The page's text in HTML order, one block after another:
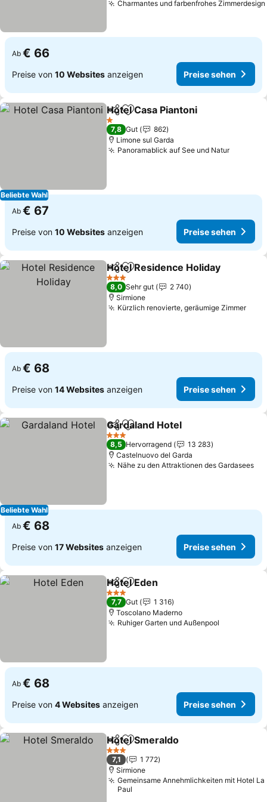
Charmantes und farbenfrohes Zimmerdesign
Ab € 66
Preise von 10 Websites anzeigen Preise sehen
Beliebte Wahl
TeilenZu Favoriten hinzufügen
Hotel Casa Piantoni
1 Sterne
7,8 Gut
862
Limone sul Garda
Panoramablick auf See und NaturPreise
Ab € 67
Preise von 10 Websites anzeigen Preise sehen
TeilenZu Favoriten hinzufügen
Hotel Residence Holiday
3 Sterne
8,0 Sehr gut
2 740
Sirmione
Kürzlich renovierte, geräumige Zimmer
Ab € 68
Preise von 14 Websites anzeigen Preise sehen
Beliebte Wahl
TeilenZu Favoriten hinzufügen
Gardaland Hotel
3 Sterne
8,5 Hervorragend
13 283
Castelnuovo del Garda
Nähe zu den Attraktionen des Gardasees
Ab € 68
Preise von 17 Websites anzeigen Preise sehen
TeilenZu Favoriten hinzufügen
Hotel Eden
3 Sterne
7,7 Gut
1 316
Toscolano Maderno
Ruhiger Garten und Außenpool
Ab € 68
Preise von 4 Websites anzeigen Preise sehen
TeilenZu Favoriten hinzufügen
Hotel Smeraldo
3 Sterne
7,1
1 772
Sirmione
Gemeinsame Annehmlichkeiten mit Hotel La
Paul